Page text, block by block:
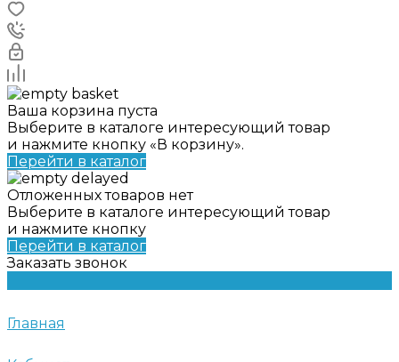
Ваша корзина пуста
Выберите в каталоге интересующий товар
и нажмите кнопку «В корзину».
Перейти в каталог
Отложенных товаров нет
Выберите в каталоге интересующий товар
и нажмите кнопку
Перейти в каталог
Заказать звонок
Главная